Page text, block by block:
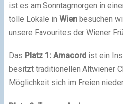
ist es am Sonntagmorgen in
tolle Lokale in Wienbesuchen
unsere Favourites der Wiener
Das Platz 1: Amacordist ein
besitzt traditionellen Altwiener
Möglichkeit sich im Freien